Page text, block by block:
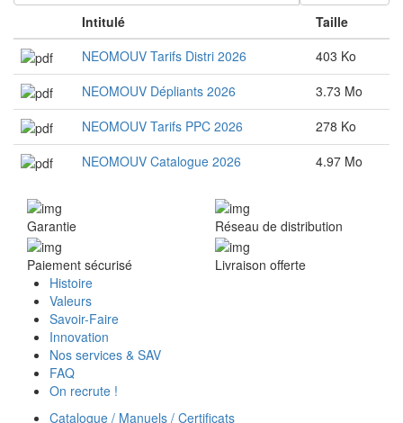
Intitulé
Taille
NEOMOUV Tarifs Distri 2026
403 Ko
NEOMOUV Dépliants 2026
3.73 Mo
NEOMOUV Tarifs PPC 2026
278 Ko
NEOMOUV Catalogue 2026
4.97 Mo
Garantie Réseau de distribution
Paiement sécurisé
Livraison offerte
Histoire
Valeurs
Savoir-Faire
Innovation
Nos services & SAV
FAQ
On recrute !
Catalogue / Manuels / Certificats